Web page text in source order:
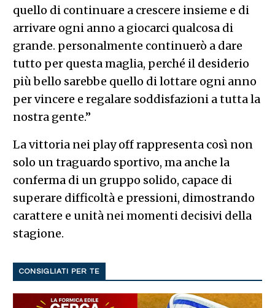
quello di continuare a crescere insieme e di
arrivare ogni anno a giocarci qualcosa di
grande. personalmente continuerò a dare
tutto per questa maglia, perché il desiderio
più bello sarebbe quello di lottare ogni anno
per vincere e regalare soddisfazioni a tutta la
nostra gente.”
La vittoria nei play off rappresenta così non
solo un traguardo sportivo, ma anche la
conferma di un gruppo solido, capace di
superare difficoltà e pressioni, dimostrando
carattere e unità nei momenti decisivi della
stagione.
CONSIGLIATI PER TE